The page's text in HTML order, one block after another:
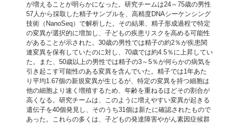
が増えることが明らかになった。研究チームは24～75歳の男性
57人から採取した精子サンプルを、高精度DNAシーケンシング
技術（NanoSeq）で解析した。その結果、精子形成過程で特定
の変異が選択的に増加し、子どもの疾患リスクを高める可能性
があることが示された。30歳の男性では精子の約2％が疾患関
連変異を保有していたのに対し、70歳では約4.5％に上昇してい
た。また、50歳以上の男性では精子の3～5％が何らかの病気を
引き起こす可能性のある変異を含んでいた。精子では1年あた
り平均1.67個の新規変異が生じるが、特定の変異を持つ細胞は
他の細胞より速く増殖するため、年齢を重ねるほどその割合が
高くなる。研究チームは、このように増えやすい変異が起きる
遺伝子を40個発見し、そのうち31個は新たに確認されたもので
あった。これらの多くは、子どもの発達障害やがん素因症候群